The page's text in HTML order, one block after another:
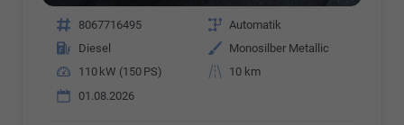
Fahrzeugnr. 8067716495 Getriebe Automatik
Kraftstoff
Diesel Außenfarbe
Monosilber Metallic
Leistung
110 kW (150 PS) Kilometerstand
10 km
01.08.2026